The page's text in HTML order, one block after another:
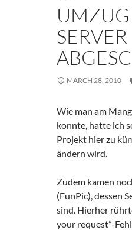
MARCH 28, 2010
Wie man am
konnte, hatte ich
Projekt hier zu
ändern wird.
Zudem kamen
(FunPic), dessen
sind. Hierher
your request”-